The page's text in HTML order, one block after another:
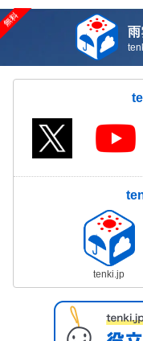
雨
tenki.jp